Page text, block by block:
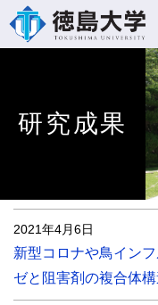
研究成果
2021年4月6日
新型コロナや鳥イン
ゼと阻害剤の複合体